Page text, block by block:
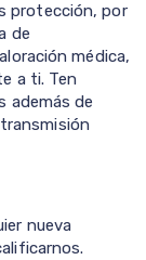
protección, por
de
médica,
a ti. Ten
además de
nueva